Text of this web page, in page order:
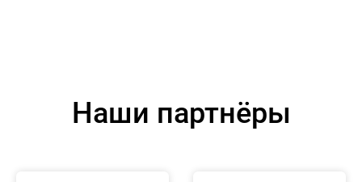
Наши партнёры